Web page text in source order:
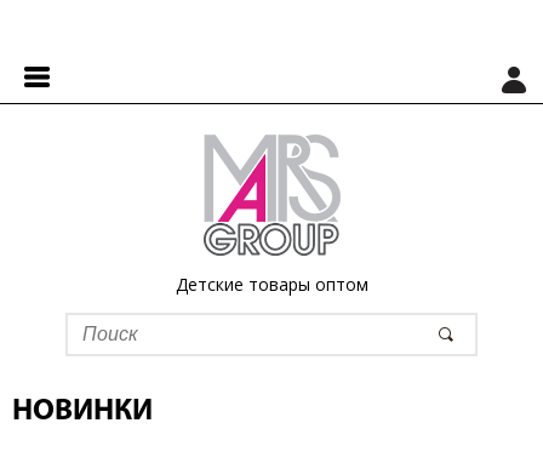
Детские товары оптом
НОВИНКИ